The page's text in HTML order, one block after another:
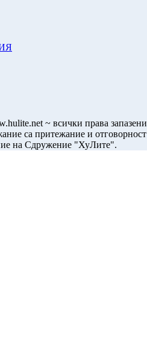
~ всички права
са притежание и
на Сдружение "ХуЛите".